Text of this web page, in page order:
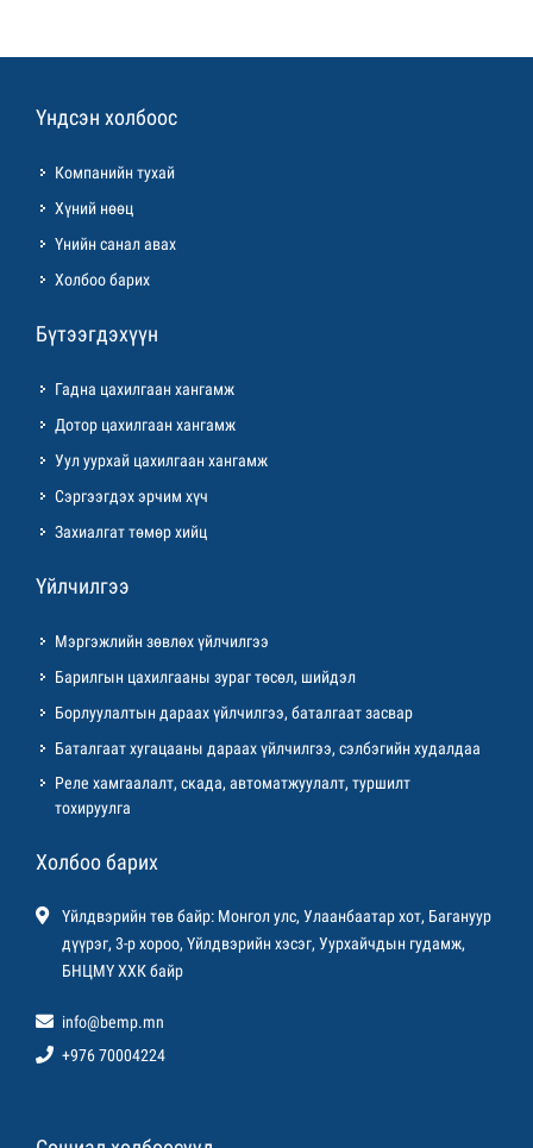
Үндсэн холбоос
Компанийн тухай
Хүний нөөц
Үнийн санал авах
Холбоо барих
Бүтээгдэхүүн
Гадна цахилгаан хангамж
Дотор цахилгаан хангамж
Уул уурхай цахилгаан хангамж
Сэргээгдэх эрчим хүч
Захиалгат төмөр хийц
Үйлчилгээ
Мэргэжлийн зөвлөх үйлчилгээ
Барилгын цахилгааны зураг төсөл, шийдэл
Борлуулалтын дараах үйлчилгээ, баталгаат засвар
Баталгаат хугацааны дараах үйлчилгээ, сэлбэгийн худалдаа
Реле хамгаалалт, скада, автоматжуулалт, туршилт
тохируулга
Холбоо барих
Үйлдвэрийн төв байр: Монгол улс, Улаанбаатар хот, Багануур
дүүрэг, 3-р хороо, Үйлдвэрийн хэсэг, Уурхайчдын гудамж,
БНЦМҮ ХХК байр
info@bemp.mn
+976 70004224